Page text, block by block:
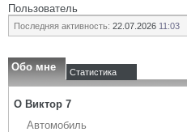
Пользователь
Последняя активность: 22.07.2026 11:03
Обо мне Статистика
О Виктор 7
Автомобиль